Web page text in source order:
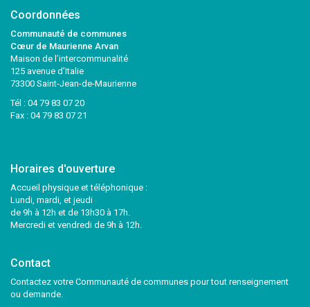
Coordonnées
Communauté de communes
Cœur de Maurienne Arvan
Maison de l’intercommunalité
125 avenue d’Italie
73300 Saint-Jean-de-Maurienne
Tél : 04 79 83 07 20
Fax : 04 79 83 07 21
Horaires d'ouverture
Accueil physique et téléphonique :
Lundi, mardi, et jeudi
de 9h à 12h et de 13h30 à 17h.
Mercredi et vendredi de 9h à 12h.
Contact
Contactez votre Communauté de communes pour tout renseignement
ou demande.